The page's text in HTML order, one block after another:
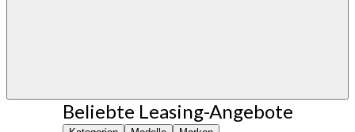
Beliebte Leasing-Angebote